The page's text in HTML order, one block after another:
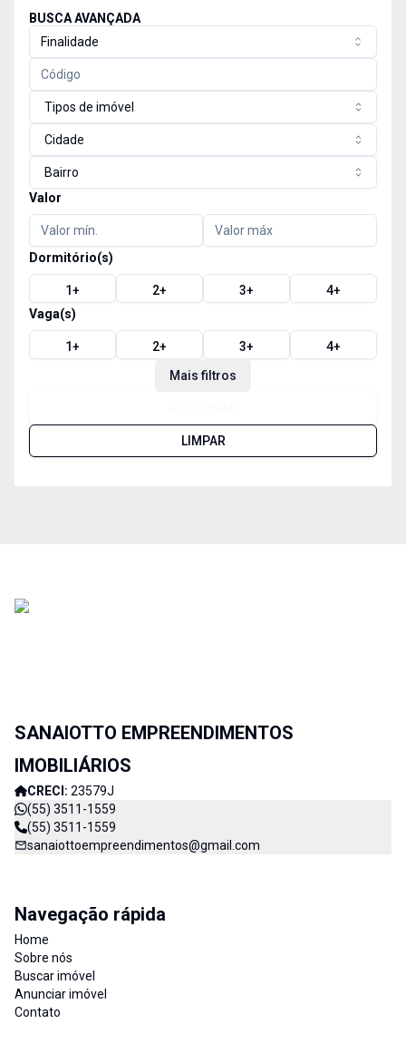
BUSCA AVANÇADA
Finalidade
Tipos de imóvel
Cidade
Bairro
Valor
Dormitório(s)
1+ 2+ 3+ 4+
Vaga(s)
1+ 2+ 3+ 4+
Mais filtros
LIMPAR
SANAIOTTO EMPREENDIMENTOS
IMOBILIÁRIOS
CRECI: 23579J
(55) 3511-1559
(55) 3511-1559
sanaiottoempreendimentos@gmail.com
Navegação rápida
Home
Sobre nós
Buscar imóvel
Anunciar imóvel
Contato